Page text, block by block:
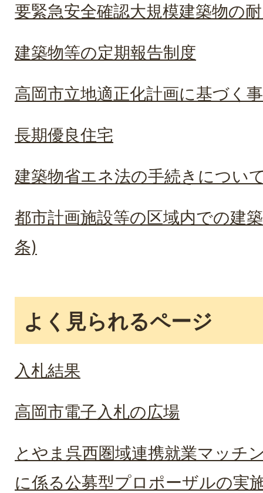
要緊急安全確認大規模建築物の
建築物等の定期報告制度
高岡市立地適正化計画に基づく
長期優良住宅
建築物省エネ法の手続きについ
都市計画施設等の区域内での建
条)
よく見られるページ
入札結果
高岡市電子入札の広場
とやま呉西圏域連携就業マッチ
に係る公募型プロポーザルの実